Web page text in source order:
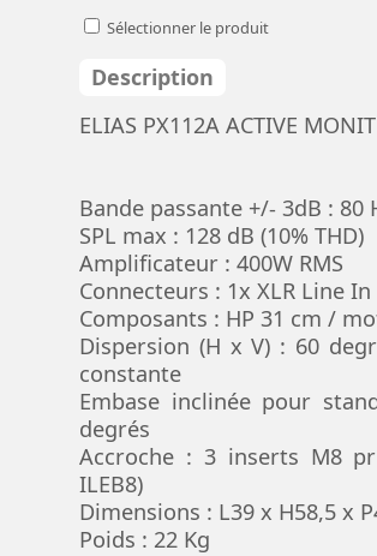
Sélectionner le produit
Description
ELIAS PX112A ACTIVE
Bande passante +/- 3dB : 80
SPL max : 128 dB (10% THD)
Amplificateur : 400W RMS
Connecteurs : 1x XLR Line
Composants : HP 31 cm /
Dispersion (H x V) : 60
constante
Embase inclinée pour
degrés
Accroche : 3 inserts M8
ILEB8)
Dimensions : L39 x H58,5 x
Poids : 22 Kg